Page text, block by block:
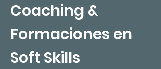
Coaching &
Formaciones en
Soft Skills